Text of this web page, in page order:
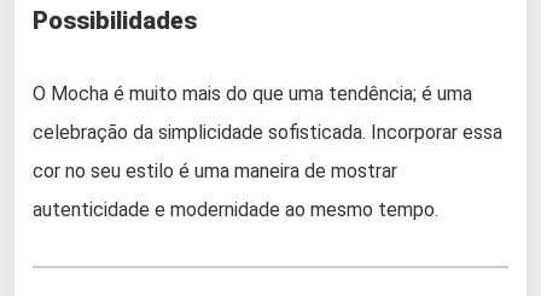
Possibilidades
O Mocha é muito mais do que uma tendência; é uma
celebração da simplicidade sofisticada. Incorporar essa
cor no seu estilo é uma maneira de mostrar
autenticidade e modernidade ao mesmo tempo.